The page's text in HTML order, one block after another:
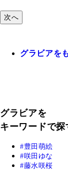
次へ
グラビアを
グラビアを
キーワードで探
豊田萌絵
咲田ゆな
藤水咲桜